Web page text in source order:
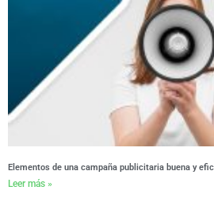
Elementos de una campaña publicitaria buena y
Leer más »